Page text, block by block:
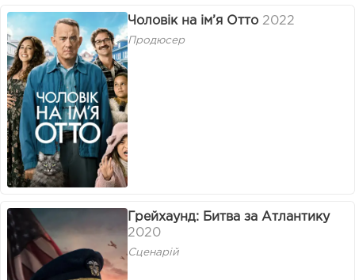
Чоловік на ім’я Отто 2022
Продюсер
Грейхаунд: Битва за Атлантику
2020
Сценарій